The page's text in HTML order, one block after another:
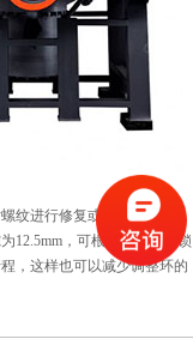
纹进行修复或者更换，另
12.5mm，可根据调整环和锁
，这样也可以减少调整环的